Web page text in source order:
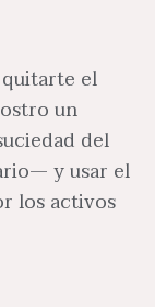
el
un
del
y usar el
los activos